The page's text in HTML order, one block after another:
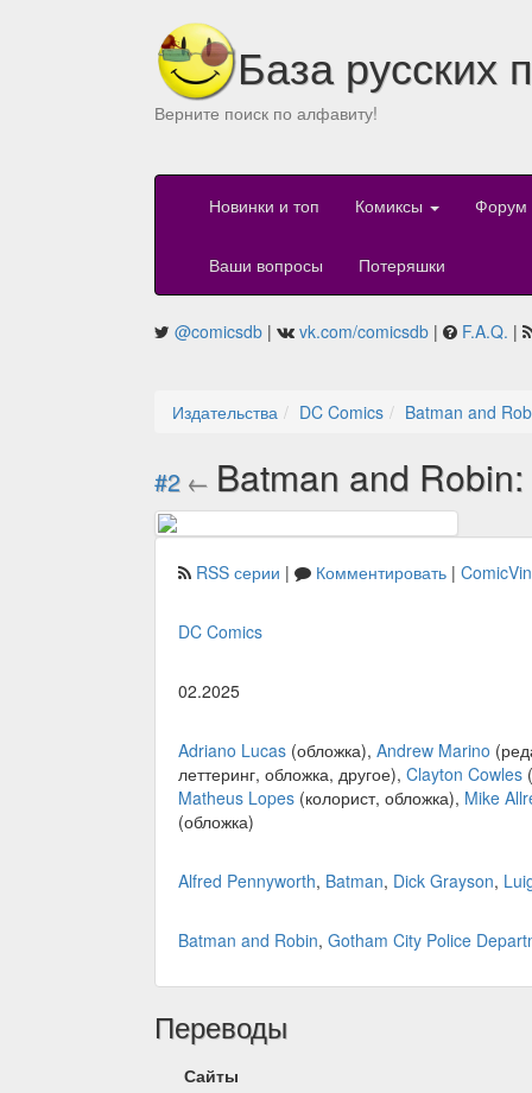
База русских
Верните поиск по алфавиту!
Новинки и топ Комиксы Форум
Ваши вопросы Потеряшки
@comicsdb | vk.com/comicsdb | F.A.Q. |
Издательства DC Comics Batman and
#2 ← Batman and
RSS серии | Комментировать |
DC Comics
02.2025
Adriano Lucas (обложка), Andrew Marino
леттеринг, обложка, другое), Clayton Cowles
Matheus Lopes (колорист, обложка), Mike
(обложка)
Alfred Pennyworth, Batman, Dick Grayson,
Batman and Robin, Gotham City Police
Переводы
Сайты